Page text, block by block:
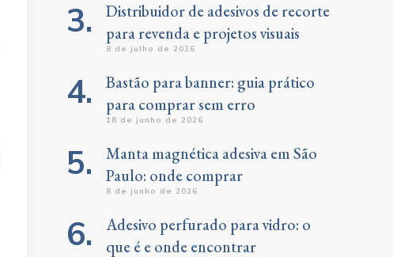
Distribuidor de adesivos de recorte
para revenda e projetos visuais
8 de julho de 2026
Bastão para banner: guia prático
para comprar sem erro
18 de junho de 2026
Manta magnética adesiva em São
Paulo: onde comprar
8 de junho de 2026
Adesivo perfurado para vidro: o
que é e onde encontrar